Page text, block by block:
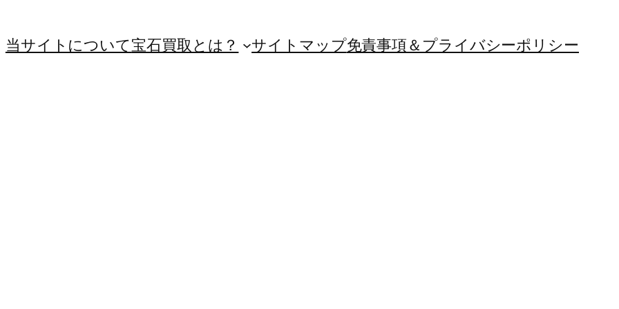
当サイトについて宝石買取とは？ サイトマップ免責事項＆プライバシーポリシー